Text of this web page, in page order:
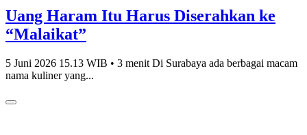
Uang Haram Itu Harus Diserahkan ke
“Malaikat”
5 Juni 2026 15.13 WIB • 3 menit Di Surabaya ada berbagai macam
nama kuliner yang...